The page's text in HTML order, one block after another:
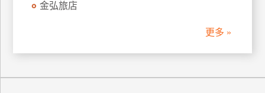
金弘旅店
更多 »